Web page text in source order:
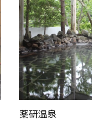
薬研温泉